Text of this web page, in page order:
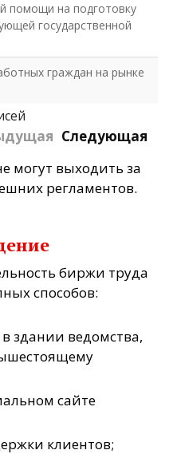
помощи на подготовку
государственной
граждан на рынке
Следующая
могут выходить за
регламентов.
биржи труда
способов:
здании ведомства,
сайте
клиентов;